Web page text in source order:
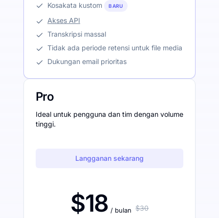
Kosakata kustom
BARU
Akses API
Transkripsi massal
Tidak ada periode retensi untuk file media
Dukungan email prioritas
Pro
Ideal untuk pengguna dan tim dengan volume
tinggi.
Langganan sekarang
$18 / bulan $30